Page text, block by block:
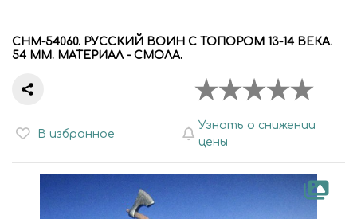
CHM-54060. РУССКИЙ ВОИН С ТОПОРОМ 13-14 ВЕКА.
54 MM. МАТЕРИАЛ - СМОЛА.
В избранное
Узнать о снижении
цены